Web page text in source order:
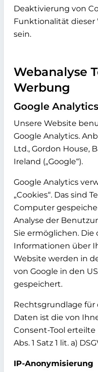
Deaktivierung von
Funktionalität dieser
sein.
Webanalyse
Werbung
Google Analytics
Unsere Website
Google Analytics.
Ltd., Gordon House,
Ireland („Google“).
Google Analytics
„Cookies“. Das sind
Computer
Analyse der
Sie ermöglichen.
Informationen über
Website werden in
von Google in den
gespeichert.
Rechtsgrundlage für
Daten ist die von
Consent-Tool
Abs. 1 Satz 1 lit. a)
IP-Anonymisierung